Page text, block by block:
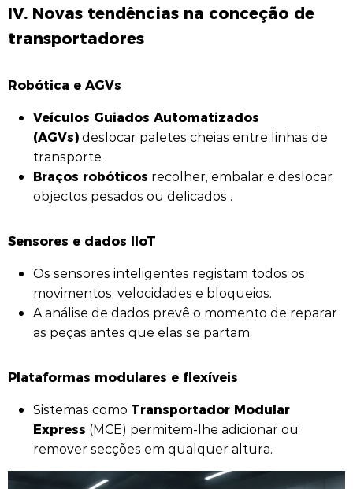
IV. Novas tendências na conceção de
transportadores
Robótica e AGVs
Veículos Guiados Automatizados
(AGVs)deslocar paletes cheias entre linhas de
transporte .
Braços robóticos recolher, embalar e deslocar
objectos pesados ou delicados .
Sensores e dados IIoT
Os sensores inteligentes registam todos os
movimentos, velocidades e bloqueios.
A análise de dados prevê o momento de reparar
as peças antes que elas se partam.
Plataformas modulares e flexíveis
Sistemas como Transportador Modular
Express (MCE) permitem-lhe adicionar ou
remover secções em qualquer altura.